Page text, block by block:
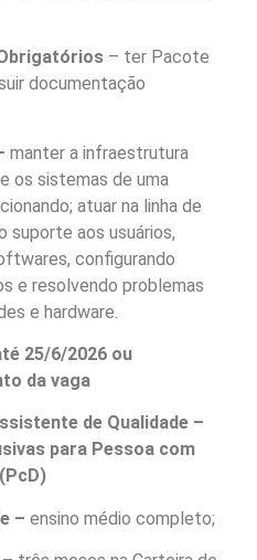
– ter Pacote
documentação
manter a infraestrutura
os sistemas de uma
atuar na linha de
suporte aos usuários,
configurando
e resolvendo problemas
e hardware.
25/6/2026 ou
da vaga
de Qualidade –
para Pessoa com
– ensino médio completo;